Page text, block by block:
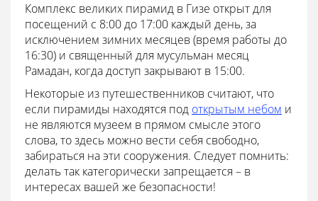
Комплекс великих пирамид в Гизе открыт для
посещений с 8:00 до 17:00 каждый день, за
исключением зимних месяцев (время работы до
16:30) и священный для мусульман месяц
Рамадан, когда доступ закрывают в 15:00.
Некоторые из путешественников считают, что
если пирамиды находятся под открытым небом и
не являются музеем в прямом смысле этого
слова, то здесь можно вести себя свободно,
забираться на эти сооружения. Следует помнить:
делать так категорически запрещается – в
интересах вашей же безопасности!